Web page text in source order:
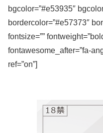
bgcolor=”#e53935″
bordercolor=”#e57373″
fontsize=””
fontawesome_after=”fa-
ref=”on”]